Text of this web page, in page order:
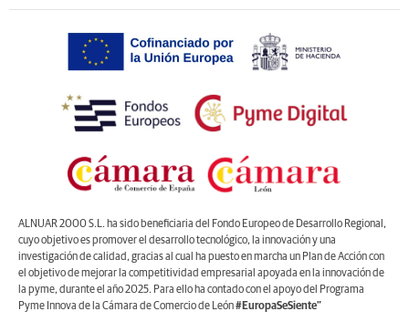
ALNUAR 2000 S.L. ha sido beneficiaria del Fondo Europeo de Desarrollo Regional,
cuyo objetivo es promover el desarrollo tecnológico, la innovación y una
investigación de calidad, gracias al cual ha puesto en marcha un Plan de Acción con
el objetivo de mejorar la competitividad empresarial apoyada en la innovación de
la pyme, durante el año 2025. Para ello ha contado con el apoyo del Programa
Pyme Innova de la Cámara de Comercio de León#EuropaSeSiente”